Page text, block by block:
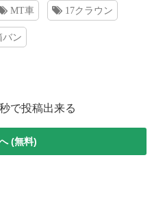
MT車 17クラウン
バン
で投稿出来る
(無料)